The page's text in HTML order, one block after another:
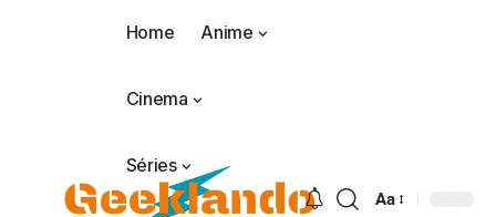
Home Anime
Cinema
Séries
Aa